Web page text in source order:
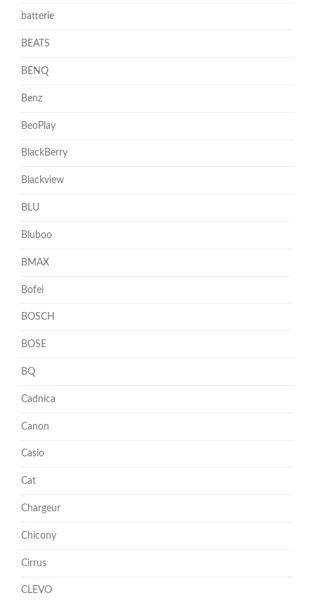
batterie
BEATS
BENQ
Benz
BeoPlay
BlackBerry
Blackview
BLU
Bluboo
BMAX
Bofei
BOSCH
BOSE
BQ
Cadnica
Canon
Casio
Cat
Chargeur
Chicony
Cirrus
CLEVO